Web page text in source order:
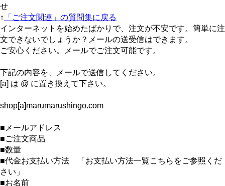
せ
↑
「ご注文関連」の質問集に戻る
インターネットを始めたばかりで、注文が不安です。簡単に注
文できないでしょうか？メールの送受信はできます。
ご安心ください。メールでご注文可能です。
下記の内容を、メールで送信してください。
[a] は @ に置き換えて下さい。
shop[a]marumarushingo.com
■メールアドレス
■ご注文商品
■数量
■代金お支払い方法 「お支払い方法一覧こちらをご参照くだ
さい」
■お名前